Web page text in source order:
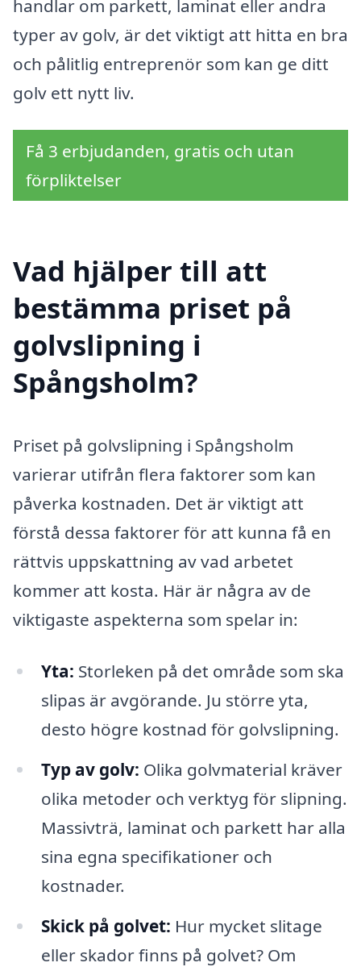
handlar om parkett, laminat eller andra
typer av golv, är det viktigt att hitta en bra
och pålitlig entreprenör som kan ge ditt
golv ett nytt liv.
Få 3 erbjudanden, gratis och utan
förpliktelser
Vad hjälper till att
bestämma priset på
golvslipning i
Spångsholm?
Priset på golvslipning i Spångsholm
varierar utifrån flera faktorer som kan
påverka kostnaden. Det är viktigt att
förstå dessa faktorer för att kunna få en
rättvis uppskattning av vad arbetet
kommer att kosta. Här är några av de
viktigaste aspekterna som spelar in:
Yta: Storleken på det område som ska
slipas är avgörande. Ju större yta,
desto högre kostnad för golvslipning.
Typ av golv: Olika golvmaterial kräver
olika metoder och verktyg för slipning.
Massivträ, laminat och parkett har alla
sina egna specifikationer och
kostnader.
Skick på golvet: Hur mycket slitage
eller skador finns på golvet? Om